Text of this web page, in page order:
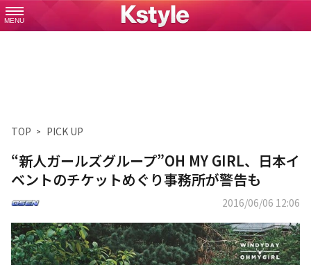
MENU
TOP PICK UP
“新人ガールズグループ”OH MY GIRL、日本イ
ベントのチケットめぐり事務所が警告も
2016/06/06 12:06